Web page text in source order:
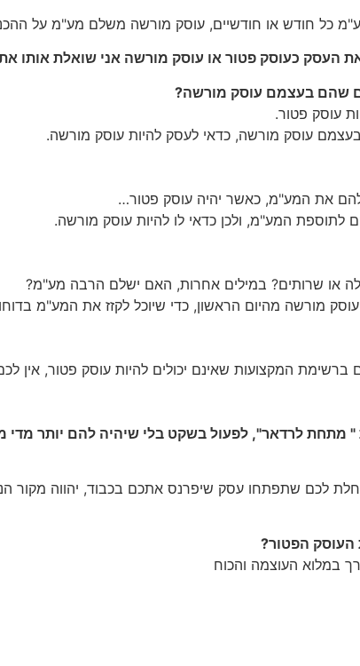
כל חודש או חודשיים, עוסק מורשה משלם מע"מ על
העסק כעוסק פטור או עוסק מורשה אני שואלת אותו
שהם בעצמם עוסק מורשה?
עוסק פטור.
עוסק מורשה, כדאי לעסק להיות עוסק מורשה.
את המע"מ, כאשר יהיה עוסק פטור…
המע"מ, ולכן כדאי לו להיות עוסק מורשה.
או שרותים? במילים אחרות, האם ישלם הרבה מע"מ?
מורשה מהיום הראשון, כדי שיוכל לקזז את המע"מ
המקצועות שאינם יכולים להיות עוסק פטור, אין
" מתחת לרדאר", לפעול בשקט בלי שיהיה להם יותר
לכם שתפתחו עסק שיפרנס אתכם בכבוד, יהווה מקור
הפטור?
במלוא העוצמה והכוח